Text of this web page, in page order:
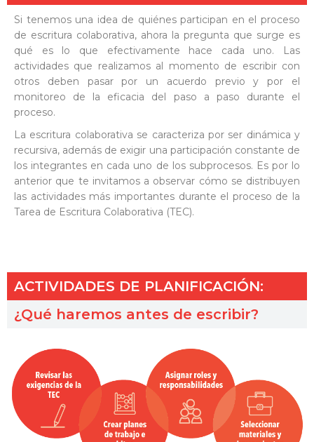
Si tenemos una idea de quiénes participan en el proceso
de escritura colaborativa, ahora la pregunta que surge es
qué es lo que efectivamente hace cada uno. Las
actividades que realizamos al momento de escribir con
otros deben pasar por un acuerdo previo y por el
monitoreo de la eficacia del paso a paso durante el
proceso.
La escritura colaborativa se caracteriza por ser dinámica y
recursiva, además de exigir una participación constante de
los integrantes en cada uno de los subprocesos. Es por lo
anterior que te invitamos a observar cómo se distribuyen
las actividades más importantes durante el proceso de la
Tarea de Escritura Colaborativa (TEC).
ACTIVIDADES DE PLANIFICACIÓN:
¿Qué haremos antes de escribir?